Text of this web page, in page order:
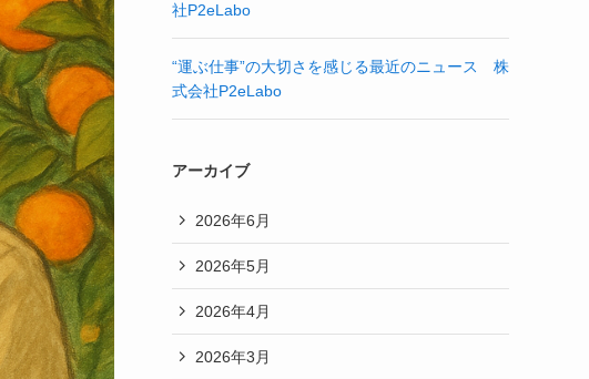
社P2eLabo
“運ぶ仕事”の大切さを感じる最近のニュース 株
式会社P2eLabo
アーカイブ
2026年6月
2026年5月
2026年4月
2026年3月